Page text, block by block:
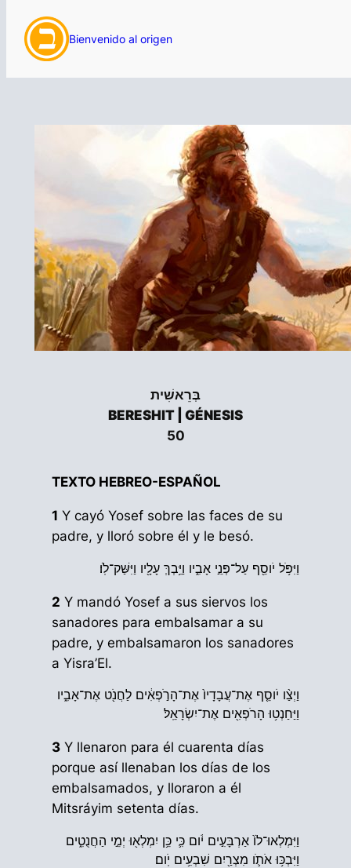
Bienvenido al origen
בְּרֵאשִׁית
BERESHIT | GÉNESIS
50
TEXTO HEBREO-ESPAÑOL
1 Y cayó Yosef sobre las faces de su
padre, y lloró sobre él y le besó.
וַיִּפֹּ֥ל יֹוסֵ֖ף עַל־פְּנֵ֣י אָבִ֑יו וַיֵּ֥בְךְּ עָלָ֖יו וַיִּשַּׁק־לֹֽו׃
2 Y mandó Yosef a sus siervos los
sanadores para embalsamar a su
padre, y embalsamaron los sanadores
a Yisra’El.
וַיְצַ֨ו יֹוסֵ֤ף אֶת־עֲבָדָיו֙ אֶת־הָרֹ֣פְאִ֔ים לַחֲנֹ֖ט אֶת־אָבִ֑יו
וַיַּחַנְט֥וּ הָרֹפְאִ֖ים אֶת־יִשְׂרָאֵֽל׃
3 Y llenaron para él cuarenta días
porque así llenaban los días de los
embalsamados, y lloraron a él
Mitsráyim setenta días.
וַיִּמְלְאוּ־לֹו֙ אַרְבָּעִ֣ים יֹ֔ום כִּ֛י כֵּ֥ן יִמְלְא֖וּ יְמֵ֣י הַחֲנֻטִ֑ים
וַיִּבְכּ֥וּ אֹתֹ֛ו מִצְרַ֖יִם שִׁבְעִ֥ים יֹֽום׃